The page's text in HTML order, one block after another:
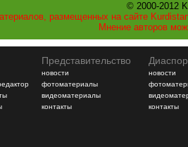
© 2000-2012
размещенных на сайте
Мнение авторов
Представительство
новости
фотоматериалы
видеоматериалы
контакты
новости
контакты